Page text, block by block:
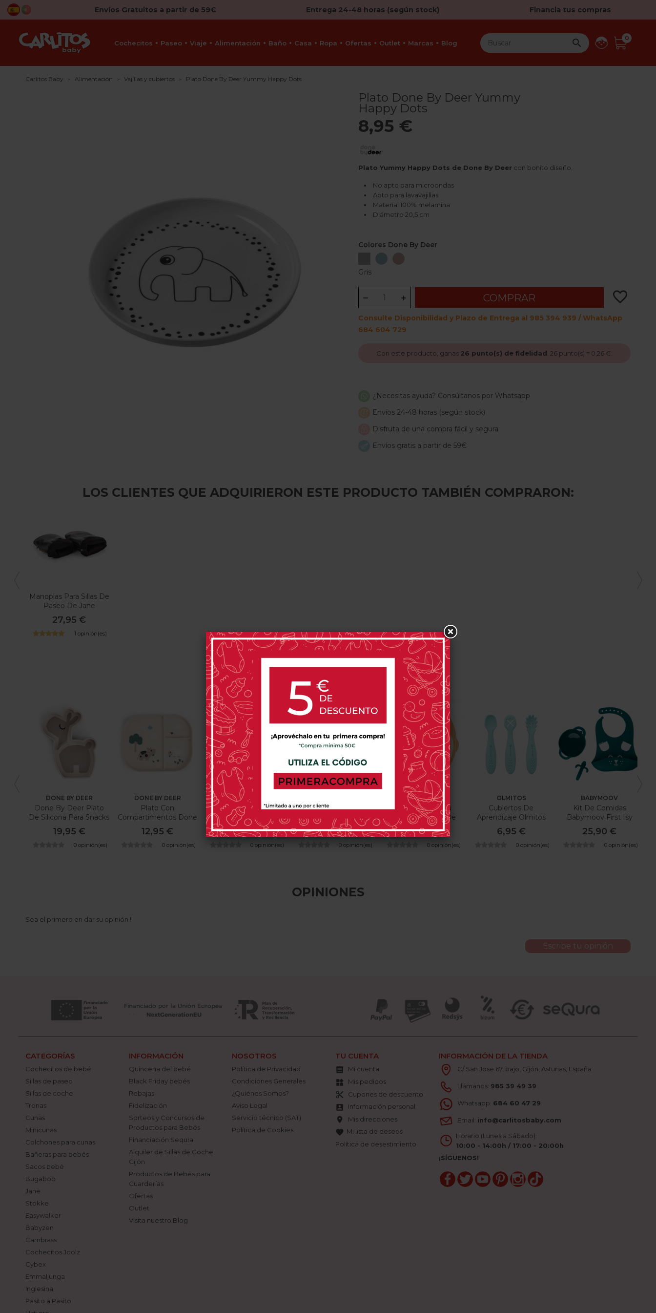
Envíos Gratuitos a partir de 59€ Entrega 24-48 horas (según stock) Financia tus compras
Cochecitos Paseo Viaje Alimentación Baño Casa Ropa Ofertas Outlet Marcas Blog  0
Carlitos Baby Alimentación Vajillas y cubiertos Plato Done By Deer Yummy Happy Dots
Plato Done By Deer Yummy
Happy Dots
8,95 €
Plato Yummy Happy Dots de Done By Deer con bonito diseño.
No apto para microondas
Apto para lavavajillas
Material 100% melamina
Diámetro 20,5 cm
Colores Done By Deer
Gris
Azul Rosa
Gris
COMPRAR favorite_border
Consulte Disponibilidad y Plazo de Entrega al 985 394 939 / WhatsApp
684 604 729
Con este producto, ganas 26 punto(s) de fidelidad 26 punto(s) = 0,26 €
¿Necesitas ayuda? Consúltanos por Whatsapp
Envíos 24-48 horas (según stock)
Disfruta de una compra fácil y segura
Envíos gratis a partir de 59€
LOS CLIENTES QUE ADQUIRIERON ESTE PRODUCTO TAMBIÉN COMPRARON:
Manoplas Para Sillas De
Paseo De Jane
27,95 €
1 opinión(es)
PRODUCTOS RELACIONADOS
DONE BY DEER
Done By Deer Plato
De Silicona Para Snacks
Lalee
19,95 €
0 opinión(es)
DONE BY DEER
Plato Con
Compartimentos Done
By Deer Tiny Farm
12,95 €
0 opinión(es)
TRIXIE
Plato Con Ventosa
Trixie
22,95 €
0 opinión(es)
Jane Cuchara Larga De
Silicona
10,95 €
0 opinión(es)
ECO RASCALS
Plato De Bambú
Ecológico Búho De
Eco Rascals
22,99 €
0 opinión(es)
OLMITOS
Cubiertos De
Aprendizaje Olmitos
6,95 €
0 opinión(es)
BABYMOOV
Kit De Comidas
Babymoov First Isy
Chien
25,90 €
0 opinión(es)
OPINIONES
Sea el primero en dar su opinión !
Escribe tu opinión
CATEGORÍAS
Cochecitos de bebé
Sillas de paseo
Sillas de coche
Tronas
Cunas
Minicunas
Colchones para cunas
Bañeras para bebés
Sacos bebé
Bugaboo
Jane
Stokke
Easywalker
Babyzen
Cambrass
Cochecitos Joolz
Cybex
Emmaljunga
Inglesina
Pasito a Pasito
INFORMACIÓN
Quincena del bebé
Black Friday bebés
Rebajas
Fidelización
Sorteos y Concursos de
Productos para Bebés
Financiación Sequra
Alquiler de Sillas de Coche
Gijón
Productos de Bebés para
Guarderías
Ofertas
Outlet
Visita nuestro Blog
NOSOTROS
Política de Privacidad
Condiciones Generales
¿Quiénes Somos?
Aviso Legal
Servicio técnico (SAT)
Política de Cookies
TU CUENTA
 Mi cuenta
widgets Mis pedidos
content_cut Cupones de descuento
account_box Información personal
location_on Mis direcciones
favorite Mi lista de deseos
Política de desestimiento
INFORMACIÓN DE LA TIENDA
C/ San Jose 67, bajo, Gijón, Asturias, España
Llámanos: 985 39 49 39
Whatsapp: 684 60 47 29
Email: info@carlitosbaby.com
Horario (Lunes a Sábado):
10:00 - 14:00h / 17:00 - 20:00h
¡SÍGUENOS!
Facebook
TwitterYouTubePinterestInstagram
TikTok